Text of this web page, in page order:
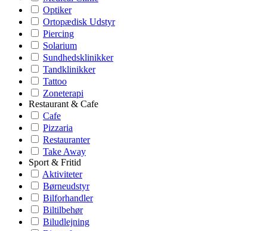
Optiker
Ortopædisk Udstyr
Piercing
Solarium
Sundhedsklinikker
Tandklinikker
Tattoo
Zoneterapi
Restaurant & Cafe
Cafe
Pizzaria
Restauranter
Take Away
Sport & Fritid
Aktiviteter
Børneudstyr
Bilforhandler
Biltilbehør
Biludlejning